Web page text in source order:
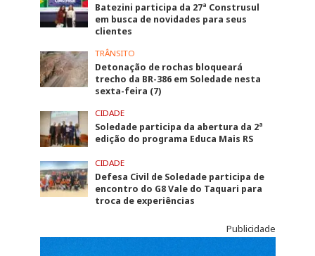
Batezini participa da 27ª Construsul
em busca de novidades para seus
clientes
TRÂNSITO
Detonação de rochas bloqueará
trecho da BR-386 em Soledade nesta
sexta-feira (7)
CIDADE
Soledade participa da abertura da 2ª
edição do programa Educa Mais RS
CIDADE
Defesa Civil de Soledade participa de
encontro do G8 Vale do Taquari para
troca de experiências
Publicidade